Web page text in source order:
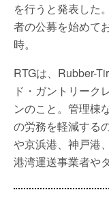
を行うと発表した
者の公募を始めて
時。
RTGは、Rubber-
ド・ガントリーク
ンのこと。管理棟
の労務を軽減する
や京浜港、神戸港
港湾運送事業者や